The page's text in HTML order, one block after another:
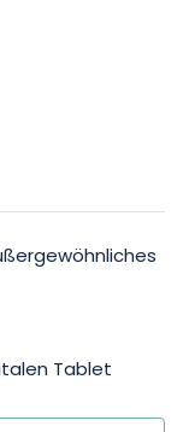
lädt Sie diese
der
Besuch und
Tablet